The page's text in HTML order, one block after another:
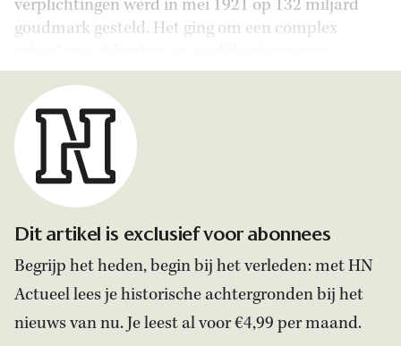
verplichtingen werd in mei 1921 op 132 miljard
goudmark gesteld. Het ging om een complex
Dit artikel is exclusief voor abonnees
Begrijp het heden, begin bij het verleden: met HN
Actueel lees je historische achtergronden bij het
nieuws van nu. Je leest al voor €4,99 per maand.